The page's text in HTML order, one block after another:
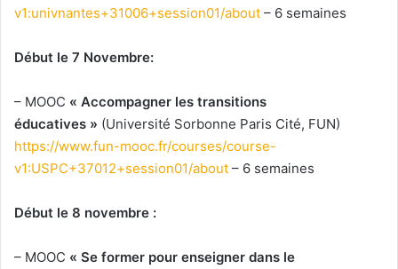
v1:univnantes+31006+session01/about – 6 semaines
Début le 7 Novembre:
– MOOC « Accompagner les transitions
éducatives » (Université Sorbonne Paris Cité, FUN)
https://www.fun-mooc.fr/courses/course-
v1:USPC+37012+session01/about – 6 semaines
Début le 8 novembre :
– MOOC « Se former pour enseigner dans le